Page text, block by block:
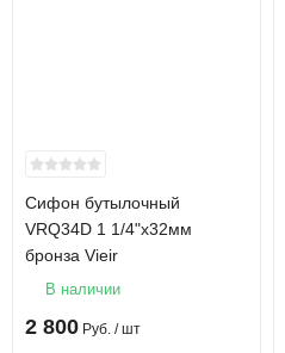
Сифон бутылочный
VRQ34D 1 1/4"х32мм
бронза Vieir
В наличии
2 800 Руб. / шт